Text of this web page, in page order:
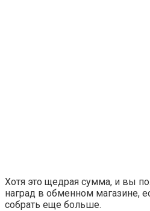
Хотя это щедрая сумма, и вы
наград в обменном магазине,
собрать еще больше.